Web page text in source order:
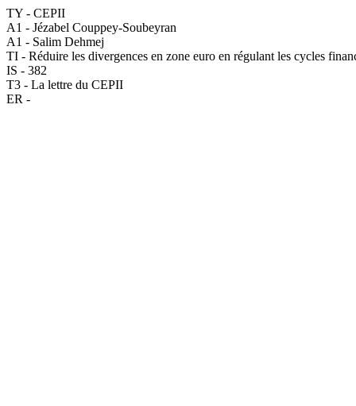
TY - CEPII
A1 - Jézabel Couppey-Soubeyran
A1 - Salim Dehmej
TI - Réduire les divergences en zone euro en régulant les cycles
IS - 382
T3 - La lettre du CEPII
ER -